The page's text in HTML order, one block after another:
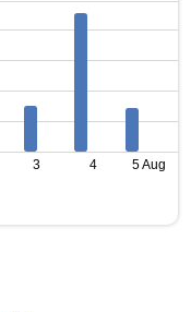
3 4 5 Aug